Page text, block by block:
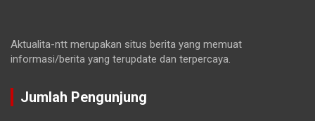
Aktualita-ntt merupakan situs berita yang memuat
informasi/berita yang terupdate dan terpercaya.
Jumlah Pengunjung